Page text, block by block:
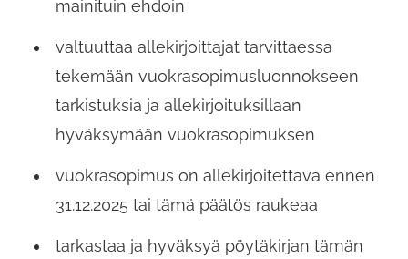
mainituin ehdoin
valtuuttaa allekirjoittajat tarvittaessa
tekemään vuokrasopimusluonnokseen
tarkistuksia ja allekirjoituksillaan
hyväksymään vuokrasopimuksen
vuokrasopimus on allekirjoitettava ennen
31.12.2025 tai tämä päätös raukeaa
tarkastaa ja hyväksyä pöytäkirjan tämän